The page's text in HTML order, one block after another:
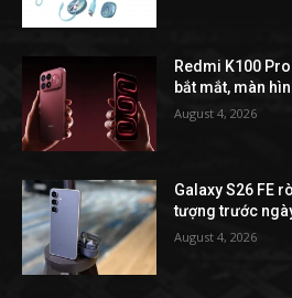
Redmi K100
bắt mắt, màn
August 4, 2026
Galaxy S26 FE
tượng trước
August 4, 2026